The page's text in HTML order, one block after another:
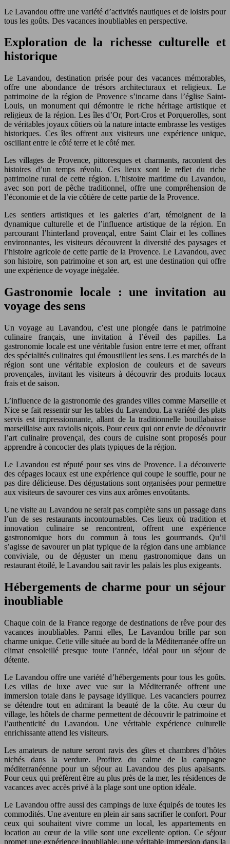
Le Lavandou offre une variété d’activités nautiques et de loisirs pour
tous les goûts. Des vacances inoubliables en perspective.
Exploration de la richesse culturelle et
historique
Le Lavandou, destination prisée pour des vacances mémorables,
offre une abondance de trésors architecturaux et religieux. Le
patrimoine de la région de Provence s’incarne dans l’église Saint-
Louis, un monument qui démontre le riche héritage artistique et
religieux de la région. Les îles d’Or, Port-Cros et Porquerolles, sont
de véritables joyaux côtiers où la nature intacte embrasse les vestiges
historiques. Ces îles offrent aux visiteurs une expérience unique,
oscillant entre le côté terre et le côté mer.
Les villages de Provence, pittoresques et charmants, racontent des
histoires d’un temps révolu. Ces lieux sont le reflet du riche
patrimoine rural de cette région. L’histoire maritime du Lavandou,
avec son port de pêche traditionnel, offre une compréhension de
l’économie et de la vie côtière de cette partie de la Provence.
Les sentiers artistiques et les galeries d’art, témoignent de la
dynamique culturelle et de l’influence artistique de la région. En
parcourant l’hinterland provençal, entre Saint Clair et les collines
environnantes, les visiteurs découvrent la diversité des paysages et
l’histoire agricole de cette partie de la Provence. Le Lavandou, avec
son histoire, son patrimoine et son art, est une destination qui offre
une expérience de voyage inégalée.
Gastronomie locale : une invitation au
voyage des sens
Un voyage au Lavandou, c’est une plongée dans le patrimoine
culinaire français, une invitation à l’éveil des papilles. La
gastronomie locale est une véritable fusion entre terre et mer, offrant
des spécialités culinaires qui émoustillent les sens. Les marchés de la
région sont une véritable explosion de couleurs et de saveurs
provençales, invitant les visiteurs à découvrir des produits locaux
frais et de saison.
L’influence de la gastronomie des grandes villes comme Marseille et
Nice se fait ressentir sur les tables du Lavandou. La variété des plats
servis est impressionnante, allant de la traditionnelle bouillabaisse
marseillaise aux raviolis niçois. Pour ceux qui ont envie de découvrir
l’art culinaire provençal, des cours de cuisine sont proposés pour
apprendre à concocter des plats typiques de la région.
Le Lavandou est réputé pour ses vins de Provence. La découverte
des cépages locaux est une expérience qui coupe le souffle, pour ne
pas dire délicieuse. Des dégustations sont organisées pour permettre
aux visiteurs de savourer ces vins aux arômes envoûtants.
Une visite au Lavandou ne serait pas complète sans un passage dans
l’un de ses restaurants incontournables. Ces lieux où tradition et
innovation culinaire se rencontrent, offrent une expérience
gastronomique hors du commun à tous les gourmands. Qu’il
s’agisse de savourer un plat typique de la région dans une ambiance
conviviale, ou de déguster un menu gastronomique dans un
restaurant étoilé, le Lavandou sait ravir les palais les plus exigeants.
Hébergements de charme pour un séjour
inoubliable
Chaque coin de la France regorge de destinations de rêve pour des
vacances inoubliables. Parmi elles, Le Lavandou brille par son
charme unique. Cette ville située au bord de la Méditerranée offre un
climat ensoleillé presque toute l’année, idéal pour un séjour de
détente.
Le Lavandou offre une variété d’hébergements pour tous les goûts.
Les villas de luxe avec vue sur la Méditerranée offrent une
immersion totale dans le paysage idyllique. Les vacanciers pourrez
se détendre tout en admirant la beauté de la côte. Au cœur du
village, les hôtels de charme permettent de découvrir le patrimoine et
l’authenticité du Lavandou. Une véritable expérience culturelle
enrichissante attend les visiteurs.
Les amateurs de nature seront ravis des gîtes et chambres d’hôtes
nichés dans la verdure. Profitez du calme de la campagne
méditerranéenne pour un séjour au Lavandou des plus apaisants.
Pour ceux qui préfèrent être au plus près de la mer, les résidences de
vacances avec accès privé à la plage sont une option idéale.
Le Lavandou offre aussi des campings de luxe équipés de toutes les
commodités. Une aventure en plein air sans sacrifier le confort. Pour
ceux qui souhaitent vivre comme un local, les appartements en
location au cœur de la ville sont une excellente option. Ce séjour
promet une expérience inoubliable, une véritable immersion dans la